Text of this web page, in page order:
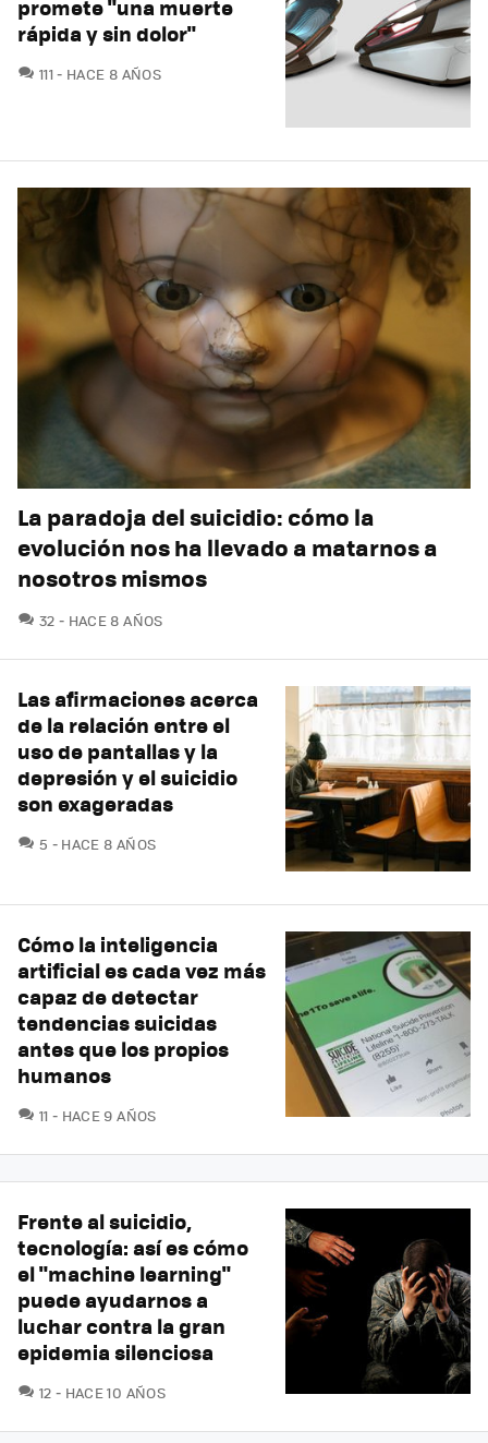
promete "una muerte
rápida y sin dolor"
111 COMENTARIOS
HACE 8 AÑOS
La paradoja del suicidio: cómo la
evolución nos ha llevado a matarnos a
nosotros mismos
32 COMENTARIOS
HACE 8 AÑOS
Las afirmaciones acerca
de la relación entre el
uso de pantallas y la
depresión y el suicidio
son exageradas
5 COMENTARIOS
HACE 8 AÑOS
Cómo la inteligencia
artificial es cada vez más
capaz de detectar
tendencias suicidas
antes que los propios
humanos
11 COMENTARIOS
HACE 9 AÑOS
Frente al suicidio,
tecnología: así es cómo
el "machine learning"
puede ayudarnos a
luchar contra la gran
epidemia silenciosa
12 COMENTARIOS
HACE 10 AÑOS